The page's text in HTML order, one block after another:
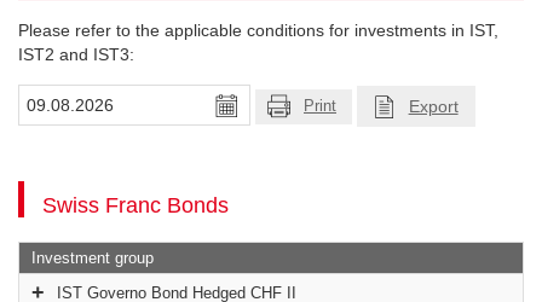
Please refer to the applicable conditions for investments in IST,
IST2 and IST3:
Print Export
Swiss Franc Bonds
Investment group
IST Governo Bond Hedged CHF II